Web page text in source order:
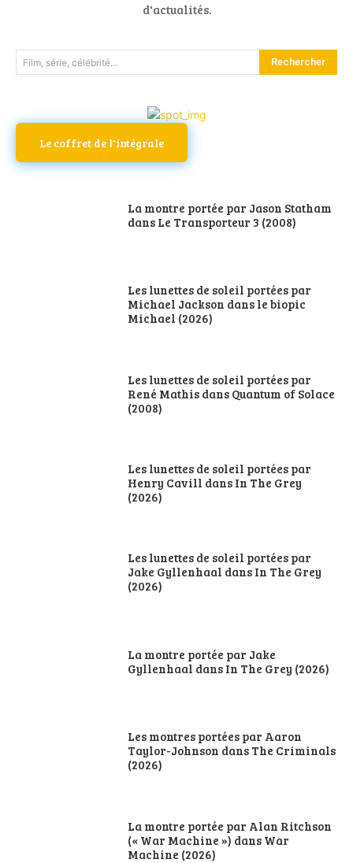
d'actualités.
Film, série, célébrité... Rechercher
Le coffret de l'intégrale
La montre portée par Jason Statham
dans Le Transporteur 3 (2008)
Les lunettes de soleil portées par
Michael Jackson dans le biopic
Michael (2026)
Les lunettes de soleil portées par
René Mathis dans Quantum of Solace
(2008)
Les lunettes de soleil portées par
Henry Cavill dans In The Grey
(2026)
Les lunettes de soleil portées par
Jake Gyllenhaal dans In The Grey
(2026)
La montre portée par Jake
Gyllenhaal dans In The Grey (2026)
Les montres portées par Aaron
Taylor-Johnson dans The Criminals
(2026)
La montre portée par Alan Ritchson
(« War Machine ») dans War
Machine (2026)